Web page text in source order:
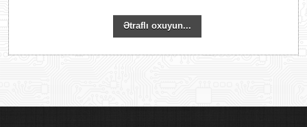
Ətraflı oxuyun...